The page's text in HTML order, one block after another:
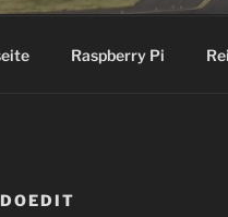
Raspberry Pi